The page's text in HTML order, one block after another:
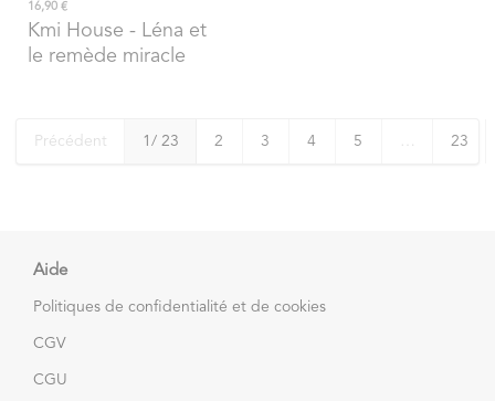
16,90 €
Kmi House - Léna et
le remède miracle
Précédent 1 / 23 2 3 4 5 23
Aide
Politiques de confidentialité et de cookies
CGV
CGU